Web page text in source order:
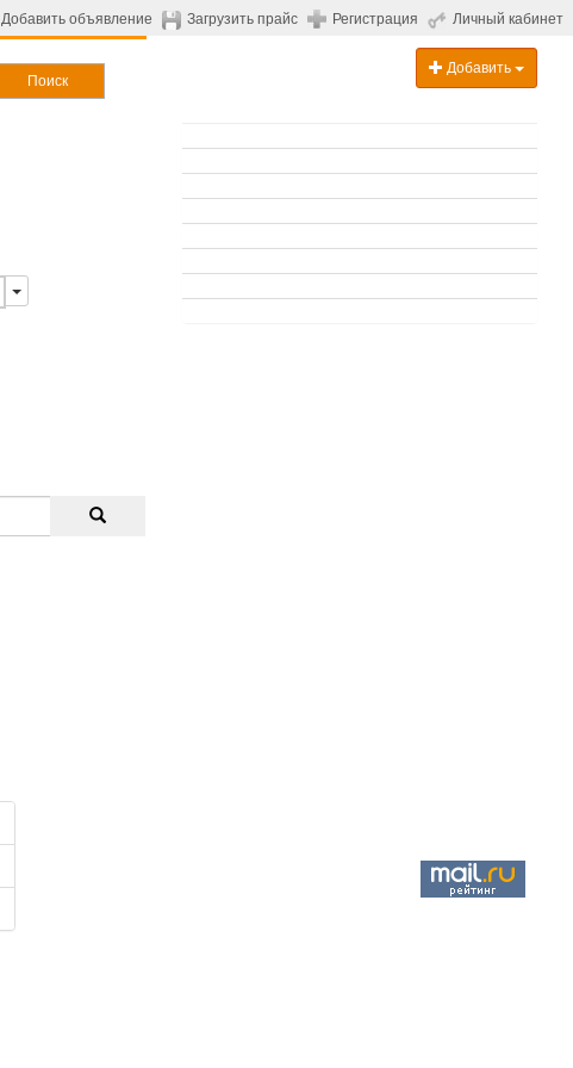
Добавить объявление Загрузить прайс Регистрация Личный кабинет
Поиск
Добавить